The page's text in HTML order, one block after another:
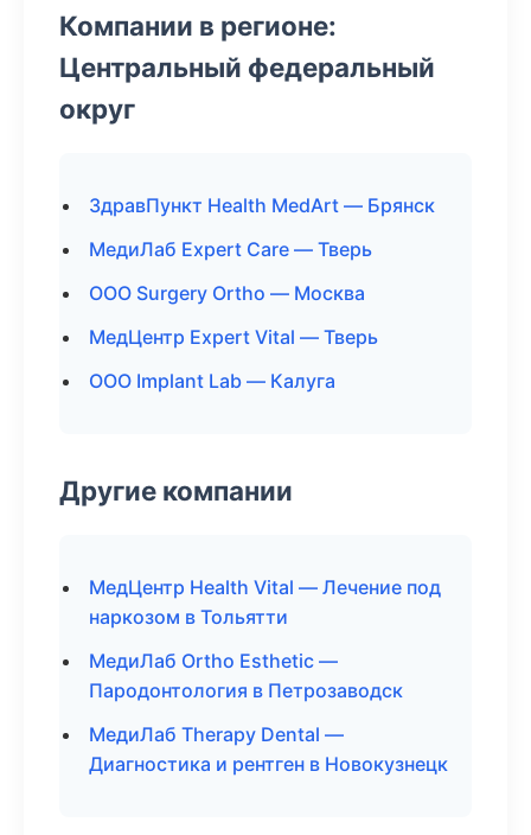
Компании в регионе:
Центральный федеральный
округ
ЗдравПункт Health MedArt — Брянск
МедиЛаб Expert Care — Тверь
ООО Surgery Ortho — Москва
МедЦентр Expert Vital — Тверь
ООО Implant Lab — Калуга
Другие компании
МедЦентр Health Vital — Лечение под
наркозом в Тольятти
МедиЛаб Ortho Esthetic —
Пародонтология в Петрозаводск
МедиЛаб Therapy Dental —
Диагностика и рентген в Новокузнецк